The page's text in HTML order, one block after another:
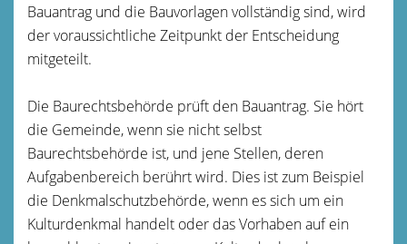
Bauantrag und die Bauvorlagen vollständig sind, wird
der voraussichtliche Zeitpunkt der Entscheidung
mitgeteilt.
Die Baurechtsbehörde prüft den Bauantrag. Sie hört
die Gemeinde, wenn sie nicht selbst
Baurechtsbehörde ist, und jene Stellen, deren
Aufgabenbereich berührt wird. Dies ist zum Beispiel
die Denkmalschutzbehörde, wenn es sich um ein
Kulturdenkmal handelt oder das Vorhaben auf ein